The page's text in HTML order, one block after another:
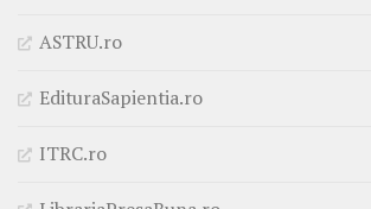
ASTRU.ro
EdituraSapientia.ro
ITRC.ro